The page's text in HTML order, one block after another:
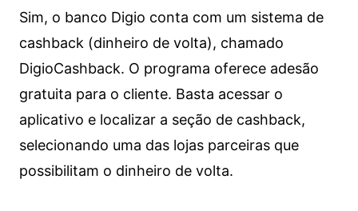
Sim, o banco Digio conta com um sistema de
cashback (dinheiro de volta), chamado
DigioCashback. O programa oferece adesão
gratuita para o cliente. Basta acessar o
aplicativo e localizar a seção de cashback,
selecionando uma das lojas parceiras que
possibilitam o dinheiro de volta.